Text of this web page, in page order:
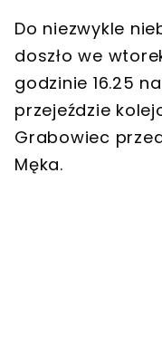
Do niezwykle
doszło we
godzinie 16.25
przejeździe
Grabowiec
Męka.